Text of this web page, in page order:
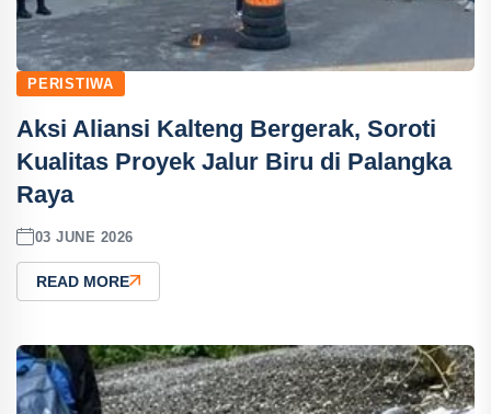
PERISTIWA
Aksi Aliansi Kalteng Bergerak, Soroti
Kualitas Proyek Jalur Biru di Palangka
Raya
03 JUNE 2026
READ MORE